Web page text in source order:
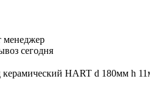
менеджер
сегодня
керамический HART d 180мм h